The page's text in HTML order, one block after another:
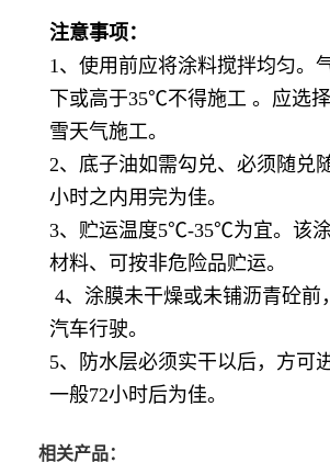
注意事项：
1、使用前应将涂料搅拌均匀。
下或高于35℃不得施工 。应选
雪天气施工。
2、底子油如需勾兑、必须随兑
小时之内用完为佳。
3、贮运温度5℃-35℃为宜。该
材料、可按非危险品贮运。
4、涂膜未干燥或未铺沥青砼前
汽车行驶。
5、防水层必须实干以后，方可
一般72小时后为佳。
相关产品：